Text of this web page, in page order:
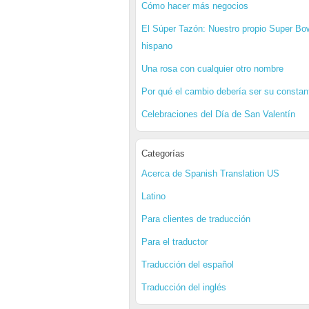
Cómo hacer más negocios
El Súper Tazón: Nuestro propio Super
hispano
Una rosa con cualquier otro nombre
Por qué el cambio debería ser su
Celebraciones del Día de San Valentín
Categorías
Acerca de Spanish Translation US
Latino
Para clientes de traducción
Para el traductor
Traducción del español
Traducción del inglés